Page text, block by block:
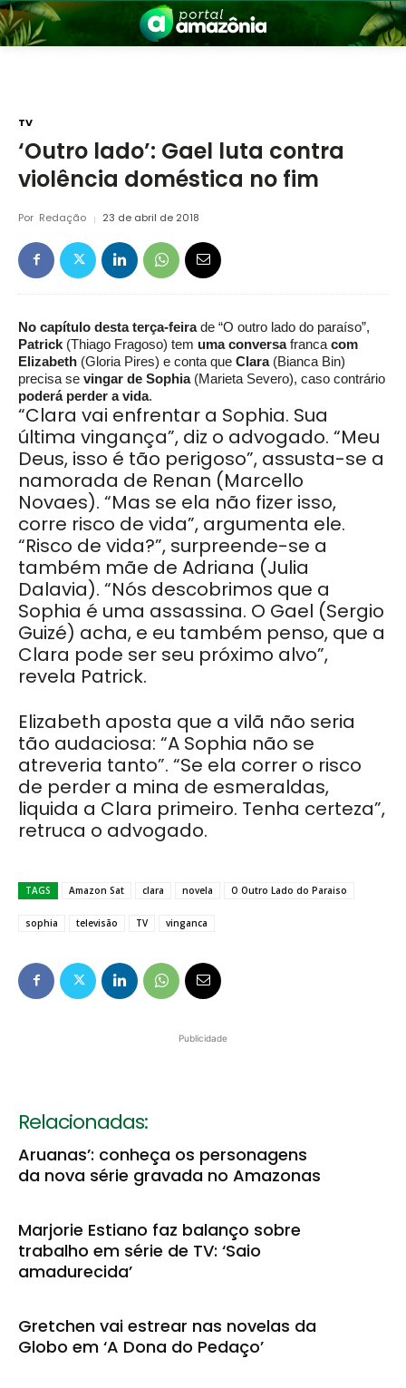
Amazônia
TV
‘Outro lado’: Gael luta contra
violência doméstica no fim
Por Redação 23 de abril de 2018
No capítulo desta terça-feirade “O outro lado do paraíso”,
Patrick (Thiago Fragoso) tem uma conversafranca com
Elizabeth (Gloria Pires) e conta que Clara(Bianca Bin)
precisa se vingar de Sophia(Marieta Severo), caso contrário
poderá perder a vida.
“Clara vai enfrentar a Sophia. Sua
última vingança”, diz o advogado. “Meu
Deus, isso é tão perigoso”, assusta-se a
namorada de Renan (Marcello
Novaes). “Mas se ela não fizer isso,
corre risco de vida”, argumenta ele.
“Risco de vida?”, surpreende-se a
também mãe de Adriana (Julia
Dalavia). “Nós descobrimos que a
Sophia é uma assassina. O Gael (Sergio
Guizé) acha, e eu também penso, que a
Clara pode ser seu próximo alvo”,
revela Patrick.
Elizabeth aposta que a vilã não seria
tão audaciosa: “A Sophia não se
atreveria tanto”. “Se ela correr o risco
de perder a mina de esmeraldas,
liquida a Clara primeiro. Tenha certeza”,
retruca o advogado.
TAGS Amazon Sat clara novela O Outro Lado do Paraiso
sophia televisão TV vinganca
Publicidade
Relacionadas:
Aruanas’: conheça os personagens
da nova série gravada no Amazonas
Marjorie Estiano faz balanço sobre
trabalho em série de TV: ‘Saio
amadurecida’
Gretchen vai estrear nas novelas da
Globo em ‘A Dona do Pedaço’